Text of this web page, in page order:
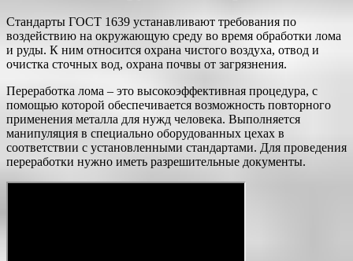
Стандарты ГОСТ 1639 устанавливают требования по
воздействию на окружающую среду во время обработки лома
и руды. К ним относится охрана чистого воздуха, отвод и
очистка сточных вод, охрана почвы от загрязнения.
Переработка лома – это высокоэффективная процедура, с
помощью которой обеспечивается возможность повторного
применения металла для нужд человека. Выполняется
манипуляция в специально оборудованных цехах в
соответствии с установленными стандартами. Для проведения
переработки нужно иметь разрешительные документы.